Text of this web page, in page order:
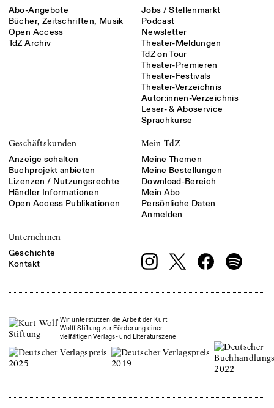
Abo-Angebote
Bücher, Zeitschriften, Musik
Open Access
TdZ Archiv
Jobs / Stellenmarkt
Podcast
Newsletter
Theater-Meldungen
TdZ on Tour
Theater-Premieren
Theater-Festivals
Theater-Verzeichnis
Autor:innen-Verzeichnis
Leser- & Aboservice
Sprachkurse
Geschäftskunden
Anzeige schalten
Buchprojekt anbieten
Lizenzen / Nutzungsrechte
Händler Informationen
Open Access Publikationen
Mein TdZ
Meine Themen
Meine Bestellungen
Download-Bereich
Mein Abo
Persönliche Daten
Anmelden
Unternehmen
Geschichte
Kontakt
Wir unterstützen die Arbeit der Kurt
Wolff Stiftung zur Förderung einer
vielfältigen Verlags- und Literaturszene